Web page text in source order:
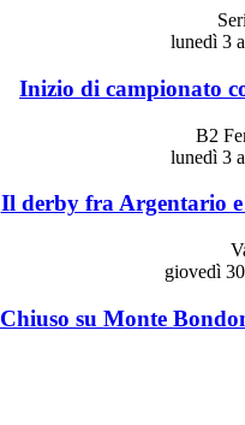
lunedì 3
Inizio di campionato
B2
lunedì 3
Il derby fra Argentario
giovedì
Chiuso su Monte